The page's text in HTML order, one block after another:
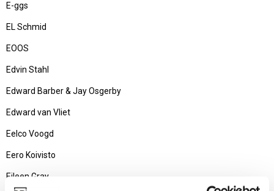
E-ggs
EL Schmid
EOOS
Edvin Stahl
Edward Barber & Jay Osgerby
Edward van Vliet
Eelco Voogd
Eero Koivisto
Eileen Gray